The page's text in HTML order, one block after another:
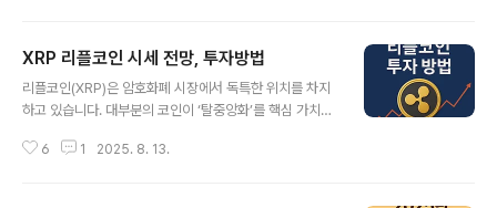
생하기 때문입니다. 이번 글에서는 2030 세대가 꼭 알아야 할 금융 용어 20가
지를 쉽게 정리하고, 생활 속에서 어떻게 활용할 수 있는지도 함께 알려드리겠
습니다.[목차]기본 금융 용어 이해하기 투자 관련 금융 용어 개인 자산 관리 금
XRP 리플코인 시세 전망, 투자방법
리플코인(XRP)은 암호화폐 시장에서 독특한 위치를 차지
하고 있습니다. 대부분의 코인이 ‘탈중앙화’를 핵심 가치로
통해 국제 송금 네트워크를 구축하고 있다는 점에서 차별
6 1 2025. 8. 13.